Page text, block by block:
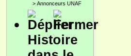
> Annonceurs UNAF
Histoire